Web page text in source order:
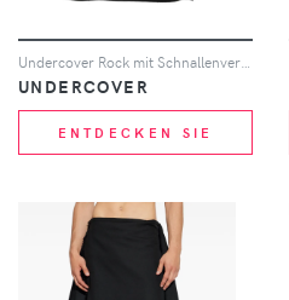
UNDERCOVER
ENTDECKEN SIE